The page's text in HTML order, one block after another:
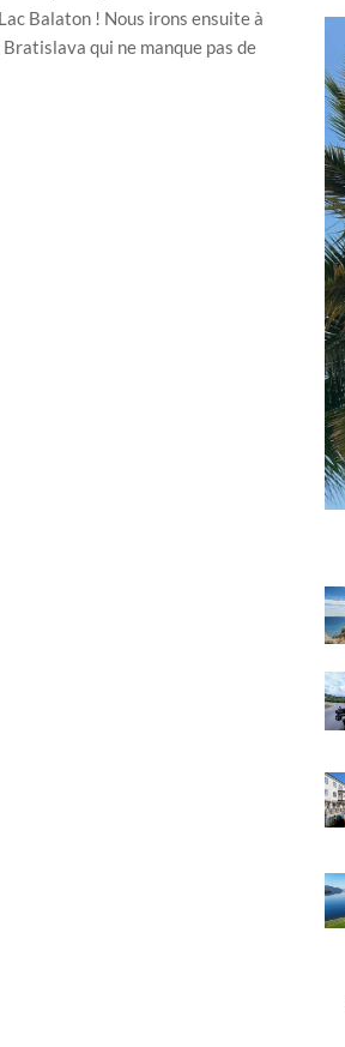
Balaton ! Nous irons ensuite à
qui ne manque pas de